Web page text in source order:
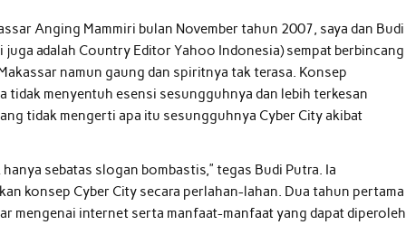
Anging Mammiri bulan November tahun 2007, saya dan Budi
adalah Country Editor Yahoo Indonesia) sempat berbincang
namun gaung dan spiritnya tak terasa. Konsep
tidak menyentuh esensi sesungguhnya dan lebih terkesan
tidak mengerti apa itu sesungguhnya Cyber City akibat
sebatas slogan bombastis,” tegas Budi Putra. Ia
konsep Cyber City secara perlahan-lahan. Dua tahun pertama
mengenai internet serta manfaat-manfaat yang dapat diperoleh